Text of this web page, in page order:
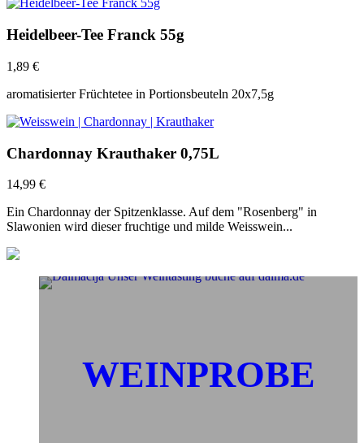
Heidelbeer-Tee Franck 55g
1,89 €
aromatisierter Früchtetee in Portionsbeuteln 20x7,5g
Chardonnay Krauthaker 0,75L
14,99 €
Ein Chardonnay der Spitzenklasse. Auf dem "Rosenberg" in
Slawonien wird dieser fruchtige und milde Weisswein...
WEINPROBE